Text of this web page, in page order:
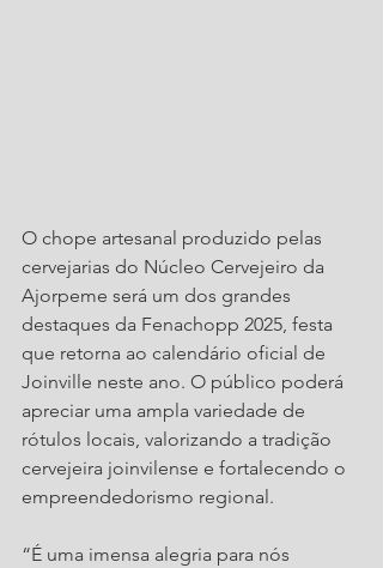
O chope artesanal produzido pelas
cervejarias do Núcleo Cervejeiro da
Ajorpeme será um dos grandes
destaques da Fenachopp 2025, festa
que retorna ao calendário oficial de
Joinville neste ano. O público poderá
apreciar uma ampla variedade de
rótulos locais, valorizando a tradição
cervejeira joinvilense e fortalecendo o
empreendedorismo regional.
“É uma imensa alegria para nós